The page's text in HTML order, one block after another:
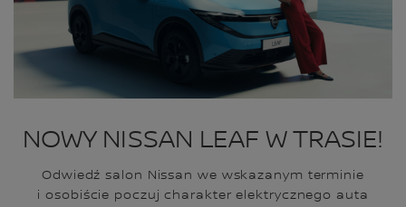
NOWY NISSAN LEAF W TRASIE!
Odwiedź salon Nissan we wskazanym terminie
i osobiście poczuj charakter elektrycznego auta